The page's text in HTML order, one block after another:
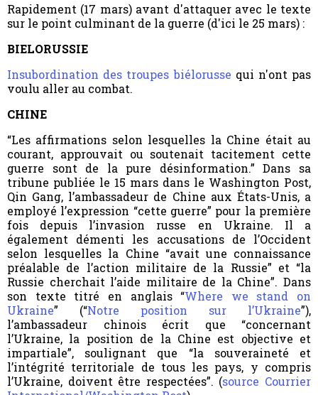
Rapidement (17 mars) avant d'attaquer avec le texte
sur le point culminant de la guerre (d'ici le 25 mars) :
BIELORUSSIE
Insubordination des troupes biélorusse qui n'ont pas
voulu aller au combat.
CHINE
“Les affirmations selon lesquelles la Chine était au
courant, approuvait ou soutenait tacitement cette
guerre sont de la pure désinformation.” Dans sa
tribune publiée le 15 mars dans le Washington Post,
Qin Gang, l’ambassadeur de Chine aux États-Unis, a
employé l’expression “cette guerre” pour la première
fois depuis l’invasion russe en Ukraine. Il a
également démenti les accusations de l’Occident
selon lesquelles la Chine “avait une connaissance
préalable de l’action militaire de la Russie” et “la
Russie cherchait l’aide militaire de la Chine”. Dans
son texte titré en anglais “Where we stand on
Ukraine” (“Notre position sur l’Ukraine”),
l’ambassadeur chinois écrit que “concernant
l’Ukraine, la position de la Chine est objective et
impartiale”, soulignant que “la souveraineté et
l’intégrité territoriale de tous les pays, y compris
l’Ukraine, doivent être respectées”. (source Courrier